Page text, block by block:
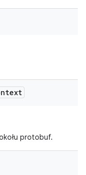
protobuf.